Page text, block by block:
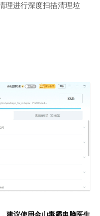
理进行深度扫描清理垃